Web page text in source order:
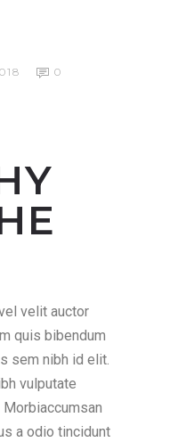
0
velit auctor
quis bibendum
sem nibh id elit.
vulputate
a odio tincidunt